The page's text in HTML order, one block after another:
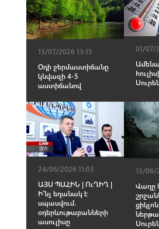
13/07/2026 13:15
Օդի ջերմաստիճանը
կնվազի 4-5
աստիճանով
01/07/
24/06/2026 11:03
ԱՅՍ ՊԱՀԻՆ | ՈւՂԻՂ |
Ի՞նչ եղանակ է
սպասվում․
օդերևութաբանների
ասուլիսը
13/06/
Վաղը